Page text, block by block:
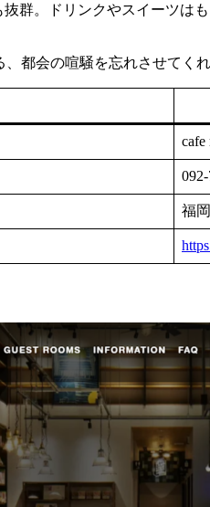
群。ドリンクやスイーツ
都会の喧騒を忘れさせてく
cafe
福